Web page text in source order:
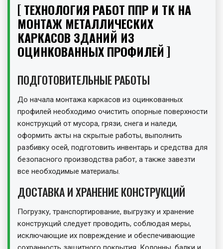
ТЕХНОЛОГИЯ РАБОТ ППР И ТК НА
МОНТАЖ МЕТАЛЛИЧЕСКИХ
КАРКАСОВ ЗДАНИЙ ИЗ
ОЦИНКОВАННЫХ ПРОФИЛЕЙ
ПОДГОТОВИТЕЛЬНЫЕ РАБОТЫ
До начала монтажа каркасов из оцинкованных
профилей необходимо очистить опорные поверхности
конструкций от мусора, грязи, снега и наледи,
оформить акты на скрытые работы, выполнить
разбивку осей, подготовить инвентарь и средства для
безопасного производства работ, а также завезти
все необходимые материалы.
ДОСТАВКА И ХРАНЕНИЕ КОНСТРУКЦИЙ
Погрузку, транспортирование, выгрузку и хранение
конструкций следует проводить, соблюдая меры,
исключающие их повреждение и обеспечивающие